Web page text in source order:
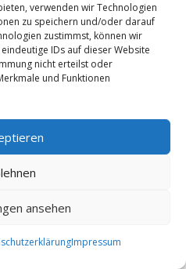
verwenden wir Technologien
zu speichern und/oder darauf
zustimmst, können wir
IDs auf dieser Website
nicht erteilst oder
und Funktionen
ansehen
Impressum
Markenrichtlinien